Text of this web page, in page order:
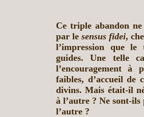
Ce triple abandon ne
par lesensus fidei,
l’impression que le
guides. Une telle
l’encouragement à
faibles, d’accueil de
divins. Mais était-il
à l’autre ? Ne sont-ils
l’autre ?